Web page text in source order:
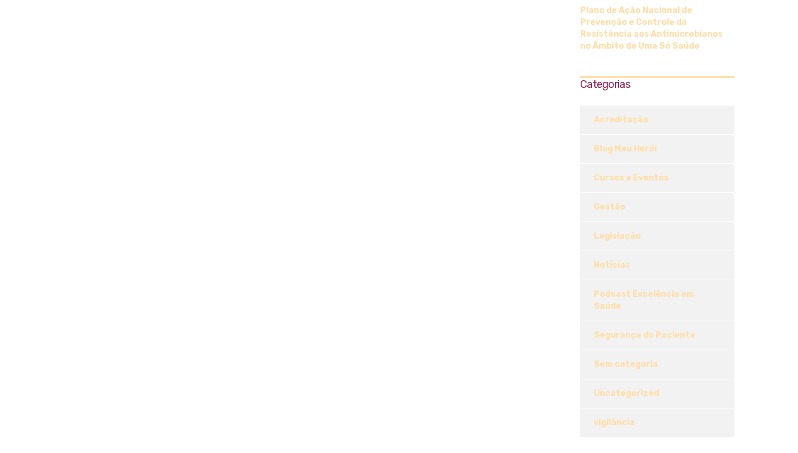
Plano de Ação Nacional de
Prevenção e Controle da
Resistência aos Antimicrobianos
no Âmbito de Uma Só Saúde
Categorias
Acreditação
Blog Meu Herói
Cursos e Eventos
Gestão
Legislação
Notícias
Podcast Excelência em
Saúde
Segurança do Paciente
Sem categoria
Uncategorized
vigilância